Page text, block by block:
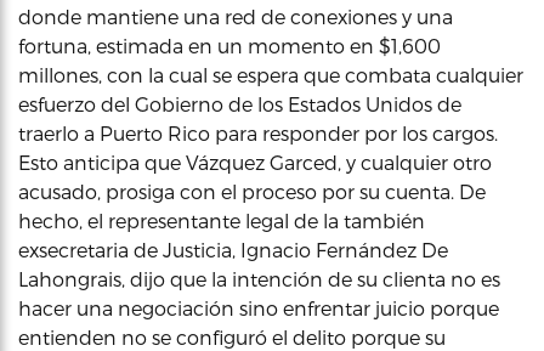
donde mantiene una red de conexiones y una
fortuna, estimada en un momento en $1,600
millones, con la cual se espera que combata cualquier
esfuerzo del Gobierno de los Estados Unidos de
traerlo a Puerto Rico para responder por los cargos.
Esto anticipa que Vázquez Garced, y cualquier otro
acusado, prosiga con el proceso por su cuenta. De
hecho, el representante legal de la también
exsecretaria de Justicia, Ignacio Fernández De
Lahongrais, dijo que la intención de su clienta no es
hacer una negociación sino enfrentar juicio porque
entienden no se configuró el delito porque su